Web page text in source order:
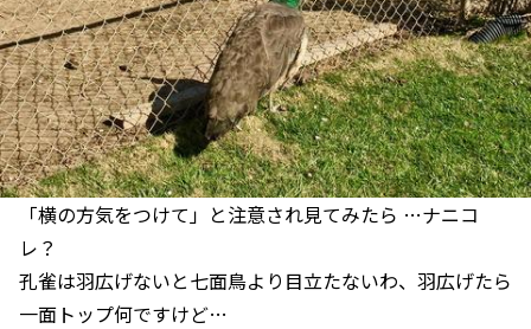
「横の方気をつけて」と注意され見てみたら …ナニコ
レ？
孔雀は羽広げないと七面鳥より目立たないわ、羽広げたら
一面トップ何ですけど…